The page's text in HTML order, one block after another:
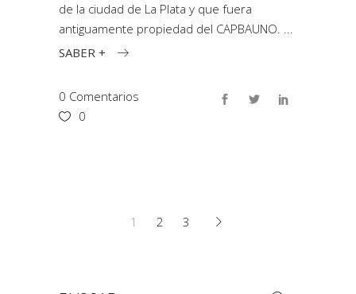
de la ciudad de La Plata y que fuera
antiguamente propiedad del CAPBAUNO.
SABER +
0 Comentarios
0
1 2 3